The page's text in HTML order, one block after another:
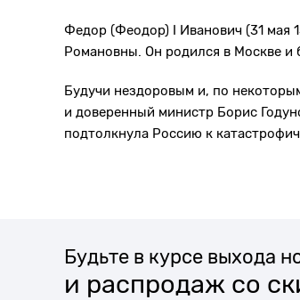
Федор (Феодор) I Иванович (31 мая
Романовны. Он родился в Москве и
Будучи нездоровым и, по
и доверенный министр Борис
подтолкнула Россию к
Будьте в курсе выхода
и распродаж со